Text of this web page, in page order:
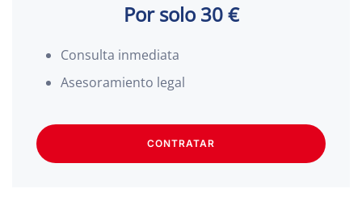
Por solo 30 €
Consulta inmediata
Asesoramiento legal
CONTRATAR